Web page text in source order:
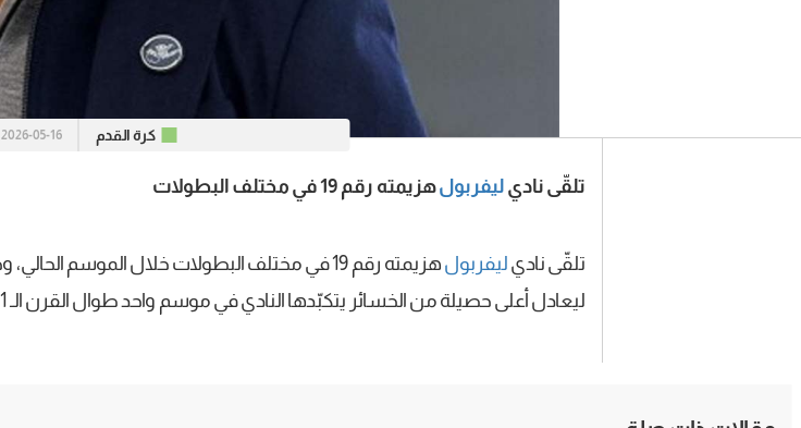
كرة القدم 2026-05-16 | 02:12
تلقّى نادي ليفربولهزيمته رقم 19 في مختلف البطولات
تلقّى نادي ليفربول هزيمته رقم 19 في مختلف البطولات خلال الموسم الحالي، وجاءت (2-4) أمام أستون
ليعادل أعلى حصيلة من الخسائر يتكبّدها النادي في موسم واحد طوال القرن الـ 21.